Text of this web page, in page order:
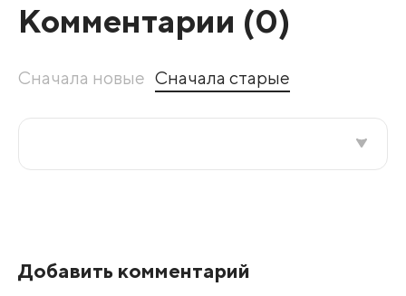
Комментарии (0)
Сначала новые Сначала старые
Добавить комментарий